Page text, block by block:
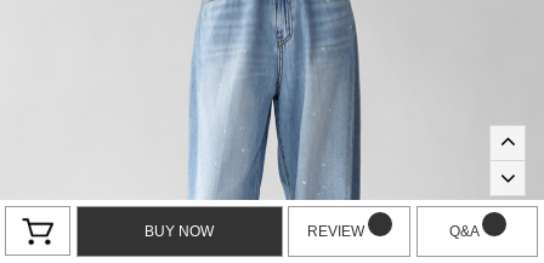
BUY NOW REVIEW Q&A